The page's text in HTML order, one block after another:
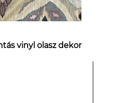
vinyl olasz dekor